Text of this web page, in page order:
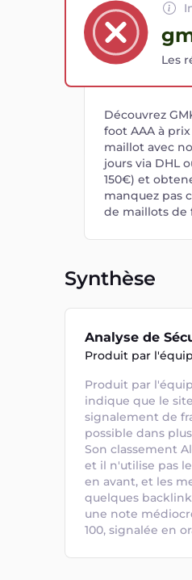
Les
Découvrez
foot AAA à
maillot avec
jours via DHL
150€) et
manquez pas
de maillots de
Synthèse
Analyse de
Produit par
Produit par
indique que le
signalement de
possible dans
Son classement
et il n'utilise pas
en avant, et les
quelques
une note
100, signalée en